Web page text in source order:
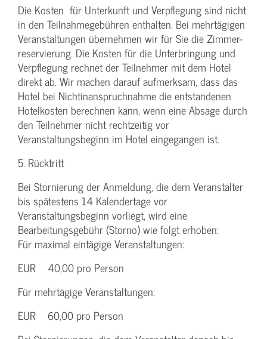
Die Kosten für Unterkunft und Verpflegung sind nicht
in den Teilnahmegebühren enthalten. Bei mehrtägigen
Veranstaltungen übernehmen wir für Sie die Zimmer-
reservierung. Die Kosten für die Unterbringung und
Verpflegung rechnet der Teilnehmer mit dem Hotel
direkt ab. Wir machen darauf aufmerksam, dass das
Hotel bei Nichtinanspruchnahme die entstandenen
Hotelkosten berechnen kann, wenn eine Absage durch
den Teilnehmer nicht rechtzeitig vor
Veranstaltungsbeginn im Hotel eingegangen ist.
5. Rücktritt
Bei Stornierung der Anmeldung, die dem Veranstalter
bis spätestens 14 Kalendertage vor
Veranstaltungsbeginn vorliegt, wird eine
Bearbeitungsgebühr (Storno) wie folgt erhoben:
Für maximal eintägige Veranstaltungen:
EUR 40,00 pro Person
Für mehrtägige Veranstaltungen:
EUR 60,00 pro Person